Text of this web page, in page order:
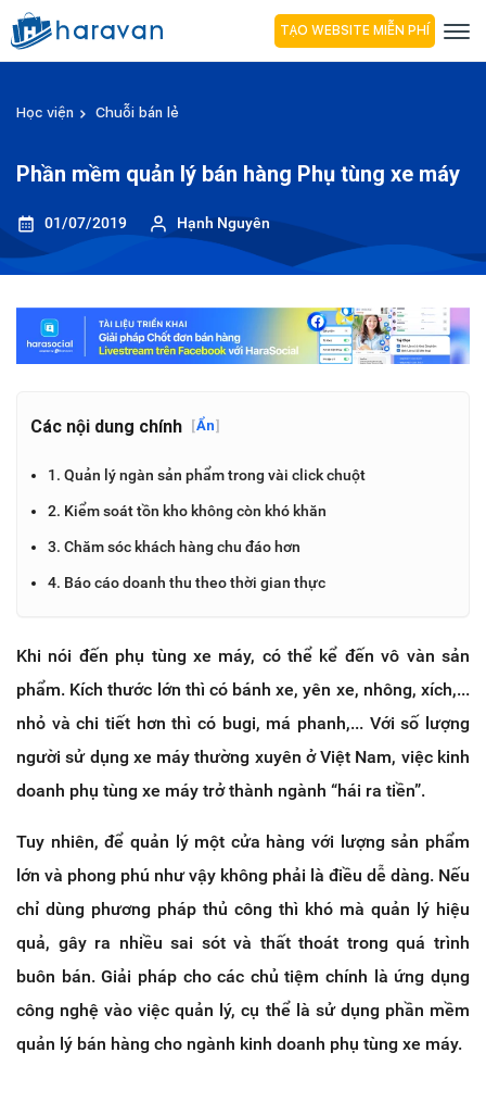
TẠO WEBSITE MIỄN PHÍ
Học viện Chuỗi bán lẻ
Phần mềm quản lý bán hàng Phụ tùng xe máy
01/07/2019 Hạnh Nguyên
Các nội dung chính [Ẩn]
1. Quản lý ngàn sản phẩm trong vài click chuột
2. Kiểm soát tồn kho không còn khó khăn
3. Chăm sóc khách hàng chu đáo hơn
4. Báo cáo doanh thu theo thời gian thực
Khi nói đến phụ tùng xe máy, có thể kể đến vô vàn sản
phẩm. Kích thước lớn thì có bánh xe, yên xe, nhông, xích,...
nhỏ và chi tiết hơn thì có bugi, má phanh,... Với số lượng
người sử dụng xe máy thường xuyên ở Việt Nam, việc kinh
doanh phụ tùng xe máy trở thành ngành “hái ra tiền”.
Tuy nhiên, để quản lý một cửa hàng với lượng sản phẩm
lớn và phong phú như vậy không phải là điều dễ dàng. Nếu
chỉ dùng phương pháp thủ công thì khó mà quản lý hiệu
quả, gây ra nhiều sai sót và thất thoát trong quá trình
buôn bán. Giải pháp cho các chủ tiệm chính là ứng dụng
công nghệ vào việc quản lý, cụ thể là sử dụng phần mềm
quản lý bán hàng cho ngành kinh doanh phụ tùng xe máy.